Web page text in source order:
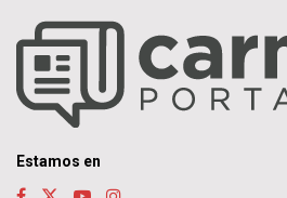
Estamos en